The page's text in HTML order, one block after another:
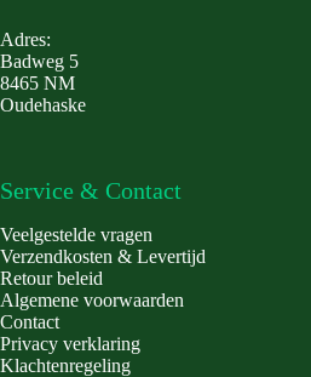
Adres:
Badweg 5
8465 NM
Oudehaske
Service & Contact
Veelgestelde vragen
Verzendkosten & Levertijd
Retour beleid
Algemene voorwaarden
Contact
Privacy verklaring
Klachtenregeling